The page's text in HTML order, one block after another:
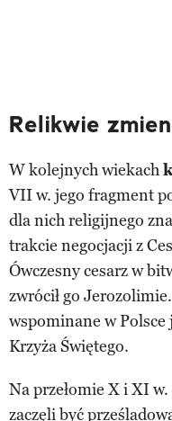
Relikwie
W kolejnych wiekach
VII w. jego fragment
dla nich religijnego
trakcie negocjacji z
Ówczesny cesarz w
zwrócił go
wspominane w
Krzyża Świętego.
Na przełomie X i XI
zaczęli być